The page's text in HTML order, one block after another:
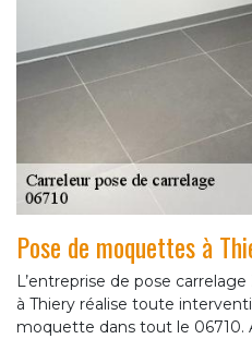
Pose de moquettes à
L’entreprise de pose
à Thiery réalise toute
moquette dans tout le 06710.